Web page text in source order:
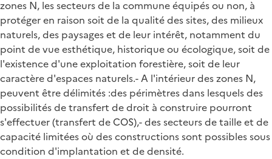
zones N, les secteurs de la commune équipés ou non, à
protéger en raison soit de la qualité des sites, des milieux
naturels, des paysages et de leur intérêt, notamment du
point de vue esthétique, historique ou écologique, soit de
l'existence d'une exploitation forestière, soit de leur
caractère d'espaces naturels.- A l'intérieur des zones N,
peuvent être délimités :des périmètres dans lesquels des
possibilités de transfert de droit à construire pourront
s'effectuer (transfert de COS),- des secteurs de taille et de
capacité limitées où des constructions sont possibles sous
condition d'implantation et de densité.